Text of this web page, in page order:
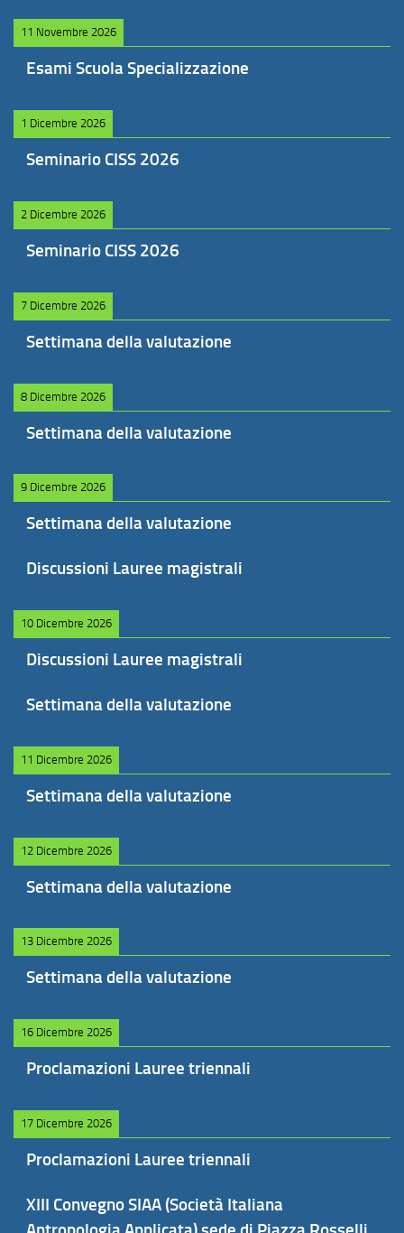
11 Novembre 2026
Esami Scuola Specializzazione
1 Dicembre 2026
Seminario CISS 2026
2 Dicembre 2026
Seminario CISS 2026
7 Dicembre 2026
Settimana della valutazione
8 Dicembre 2026
Settimana della valutazione
9 Dicembre 2026
Settimana della valutazione
Discussioni Lauree magistrali
10 Dicembre 2026
Discussioni Lauree magistrali
Settimana della valutazione
11 Dicembre 2026
Settimana della valutazione
12 Dicembre 2026
Settimana della valutazione
13 Dicembre 2026
Settimana della valutazione
16 Dicembre 2026
Proclamazioni Lauree triennali
17 Dicembre 2026
Proclamazioni Lauree triennali
XIII Convegno SIAA (Società Italiana